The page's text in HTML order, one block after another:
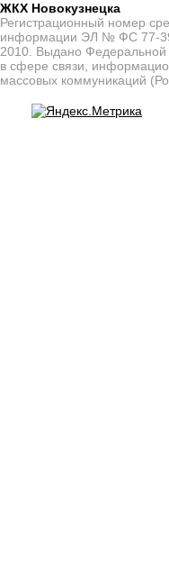
ЖКХ Новокузнецка
Регистрационный номер
информации ЭЛ № ФС 77-
2010. Выдано Федеральной
в сфере связи,
массовых коммуникаций